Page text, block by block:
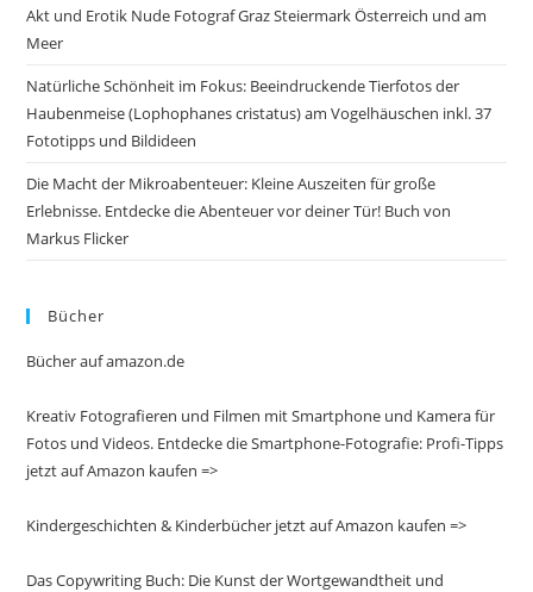
Akt und Erotik Nude Fotograf Graz Steiermark Österreich und am
Meer
Natürliche Schönheit im Fokus: Beeindruckende Tierfotos der
Haubenmeise (Lophophanes cristatus) am Vogelhäuschen inkl. 37
Fototipps und Bildideen
Die Macht der Mikroabenteuer: Kleine Auszeiten für große
Erlebnisse. Entdecke die Abenteuer vor deiner Tür! Buch von
Markus Flicker
Bücher
Bücher auf amazon.de
Kreativ Fotografieren und Filmen mit Smartphone und Kamera für
Fotos und Videos. Entdecke die Smartphone-Fotografie: Profi-Tipps
jetzt auf Amazon kaufen =>
Kindergeschichten & Kinderbücher jetzt auf Amazon kaufen =>
Das Copywriting Buch: Die Kunst der Wortgewandtheit und